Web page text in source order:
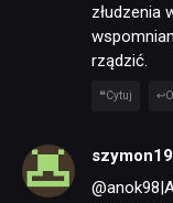
złudzenia
rządzić.
Cytuj